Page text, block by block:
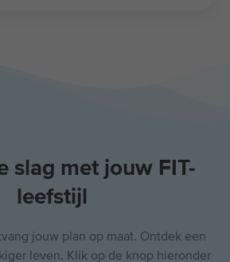
slag met jouw FIT-
leefstijl
jouw plan op maat. Ontdek een
leven. Klik op de knop hieronder